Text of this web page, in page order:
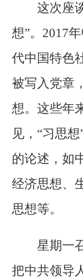
这次座
想”。2017
代中国特色
被写入党章
想。这些年
见，“习思
的论述，如
经济思想、
思想等。
星期一
把中共领导